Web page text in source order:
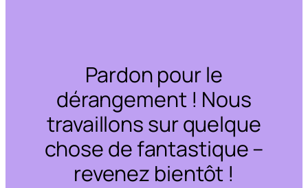
Pardon pour le
dérangement ! Nous
travaillons sur quelque
chose de fantastique –
revenez bientôt !